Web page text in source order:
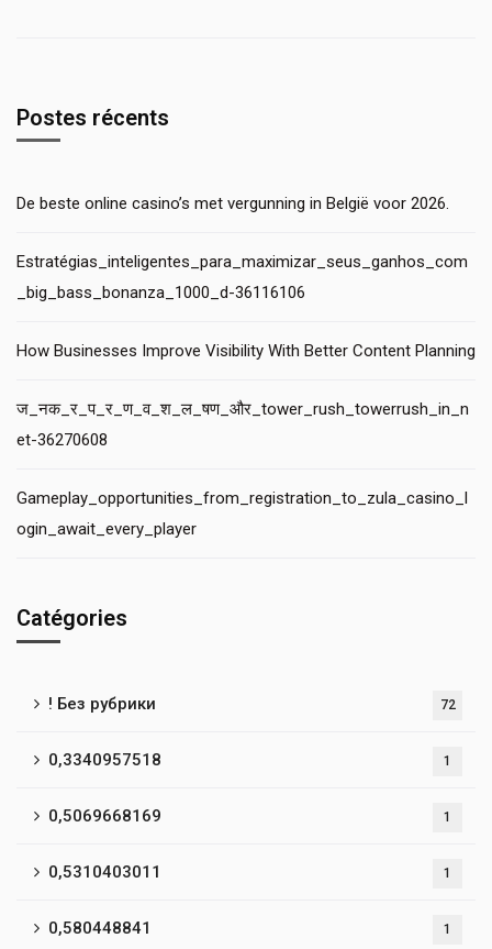
Postes récents
De beste online casino’s met vergunning in België voor 2026.
Estratégias_inteligentes_para_maximizar_seus_ganhos_com
_big_bass_bonanza_1000_d-36116106
How Businesses Improve Visibility With Better Content Planning
ज_नक_र_प_र_ण_व_श_ल_षण_और_tower_rush_towerrush_in_n
et-36270608
Gameplay_opportunities_from_registration_to_zula_casino_l
ogin_await_every_player
Catégories
! Без рубрики 72
0,3340957518 1
0,5069668169 1
0,5310403011 1
0,580448841 1